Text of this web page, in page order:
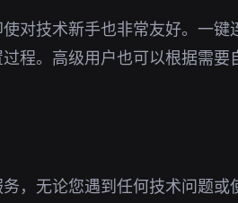
对技术新手也非常友好。一键
程。高级用户也可以根据需要
，无论您遇到任何技术问题或